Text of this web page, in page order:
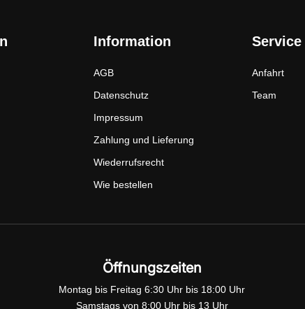
Information
AGB
Datenschutz
Impressum
Zahlung und Lieferung
Wiederrufsrecht
Wie bestellen
Service
Anfahrt
Team
Öffnungszeiten
Montag bis Freitag 6:30 Uhr bis 18:00 Uhr
Samstags von 8:00 Uhr bis 13 Uhr